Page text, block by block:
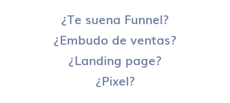
¿Te suena Funnel?
¿Embudo de ventas?
¿Landing page?
¿Pixel?